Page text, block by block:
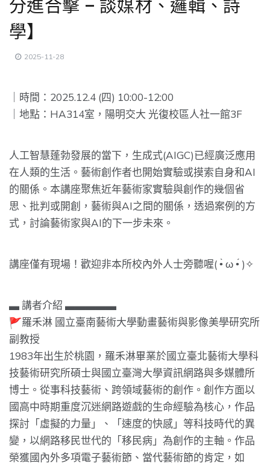
分進合擊 – 談媒材、邏輯、詩
學】
2025-11-28
｜時間：2025.12.4 (四) 10:00-12:00
｜地點：HA314室，陽明交大 光復校區人社一館3F
人工智慧蓬勃發展的當下，生成式(AIGC)已經廣泛應用
在人類的生活。 藝術創作者也開始實驗或摸索自身和AI
的關係。 本講座聚焦近年藝術家實驗與創作的幾個省
思、批判或開創， 藝術與AI之間的關係，透過案例的方
式， 討論藝術家與AI的下一步未來。
講座僅有現場！歡迎非本所校內外人士旁聽喔( •̀ ω •́ )✧
▃ 講者介紹 ▃▃▃▃▃
羅禾淋 國立臺南藝術大學動畫藝術與影像美學研究所
副教授
1983年出生於桃園， 羅禾淋畢業於國立臺北藝術大學科
技藝術研究所碩士與國立臺灣大學資訊網路與多媒體所
博士。從事科技藝術、跨領域藝術的創作。 創作方面以
國高中時期重度沉迷網路遊戲的生命經驗為核心， 作品
探討「虛擬的力量」、「速度的快感」等科技時代的異
變， 以網路移民世代的「移民病」為創作的主軸。 作品
榮獲國內外多項電子藝術節、當代藝術節的肯定，如